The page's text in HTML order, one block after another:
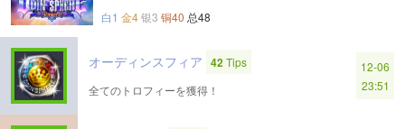
白1 金4银3 铜40 总48
オーディンスフィア 42Tips
全てのトロフィーを獲得！
12-06
23:51